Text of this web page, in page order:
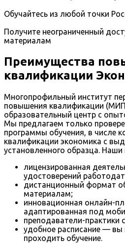
Обучайтесь из любой точки
Получите неограниченный
материалам
Преимущества
квалификации
Многопрофильный институт
повышения квалификации
образовательный центр с
Мы предлагаем только
программы обучения, в числе
квалификации экономика с
установленного образца.
лицензированная
удостоверений
дистанционный формат
материалам;
инновационная онлайн-
адаптированная под
преподаватели-
удобное расписание — вы
проходить обучение.